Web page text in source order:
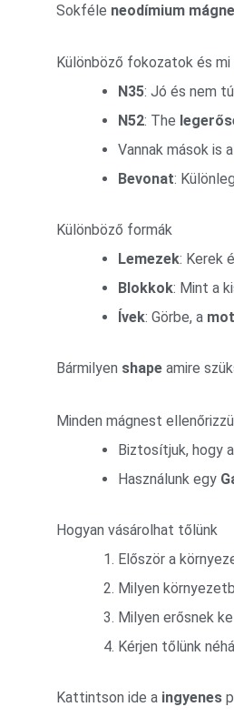
Sokféle neodímium
Különböző fokozatok és
N35: Jó és nem
N52: The
Vannak mások is
Bevonat:
Különböző formák
Lemezek: Kerek
Blokkok: Mint a
Ívek: Görbe, a
Bármilyen shape amire
Minden mágnest
Biztosítjuk, hogy
Használunk egy
Hogyan vásárolhat tőlünk
Először a
Milyen
Milyen erősnek
Kérjen tőlünk
Kattintson ide a ingyenes